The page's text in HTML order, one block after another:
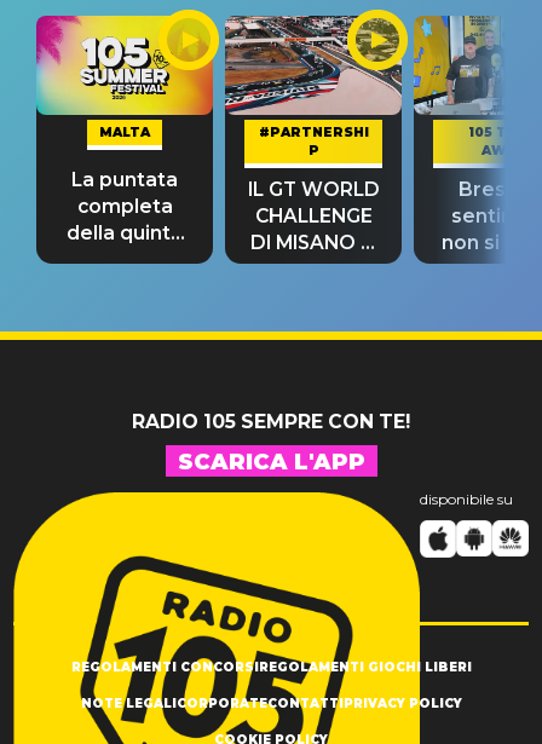
MALTA
La puntata
completa
della quinta
tappa
#PARTNERSHI
P
IL GT WORLD
CHALLENGE
DI MISANO si
riconferma
105 TAKE
AWAY
Bresh:
non si
fino alla
RADIO 105 SEMPRE CON TE!
SCARICA L'APP
disponibile su
REGOLAMENTI CONCORSI REGOLAMENTI GIOCHI LIBERI
NOTE LEGALI CORPORATECONTATTI PRIVACY POLICY
COOKIE POLICY